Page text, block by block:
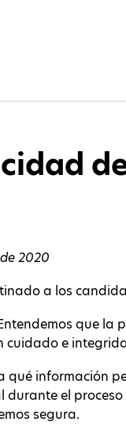
2020
a los
que
cuidado e
qué información
el
segura.